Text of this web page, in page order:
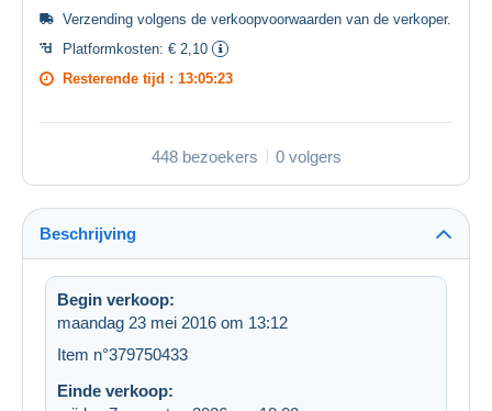
Verzending volgens de verkoopvoorwaarden van de verkoper.
Platformkosten: € 2,10
Resterende tijd : 13:05:23
448 bezoekers 0 volgers
Beschrijving
Begin verkoop:
maandag 23 mei 2016 om 13:12
Item n°379750433
Einde verkoop: